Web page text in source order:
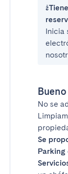
Inicia
No se
Se
Parking